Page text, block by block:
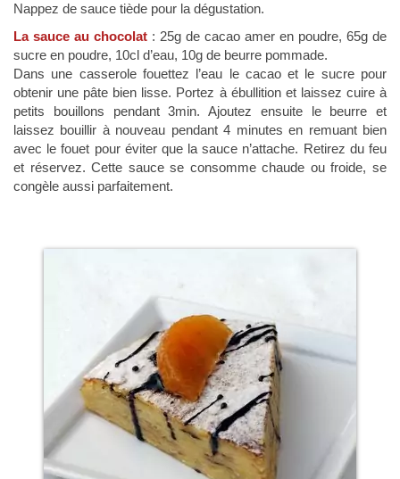
Nappez de sauce tiède pour la dégustation.
La sauce au chocolat : 25g de cacao amer en poudre, 65g de
sucre en poudre, 10cl d’eau, 10g de beurre pommade.
Dans une casserole fouettez l’eau le cacao et le sucre pour
obtenir une pâte bien lisse. Portez à ébullition et laissez cuire à
petits bouillons pendant 3min. Ajoutez ensuite le beurre et
laissez bouillir à nouveau pendant 4 minutes en remuant bien
avec le fouet pour éviter que la sauce n’attache. Retirez du feu
et réservez. Cette sauce se consomme chaude ou froide, se
congèle aussi parfaitement.